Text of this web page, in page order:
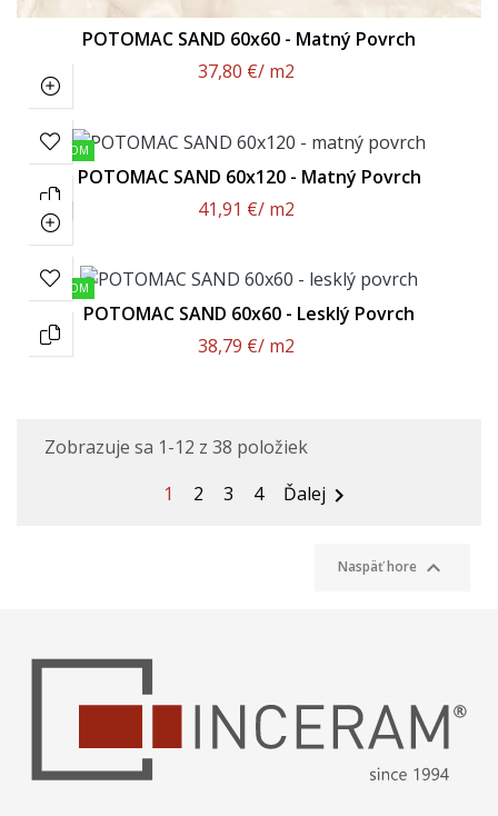
POTOMAC SAND 60x60 - Matný Povrch
37,80 €/ m2
SKLADOM
POTOMAC SAND 60x120 - Matný Povrch
41,91 €/ m2
SKLADOM
POTOMAC SAND 60x60 - Lesklý Povrch
38,79 €/ m2
Zobrazuje sa 1-12 z 38 položiek
1
2 3 4 Ďalej 
Naspäť hore 